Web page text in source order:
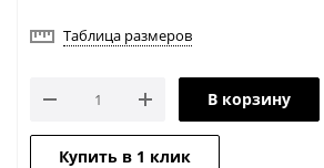
Таблица размеров
В корзину
Купить в 1 клик